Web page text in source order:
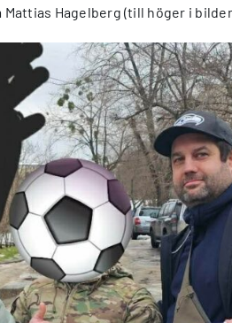
Hagelberg (till höger i